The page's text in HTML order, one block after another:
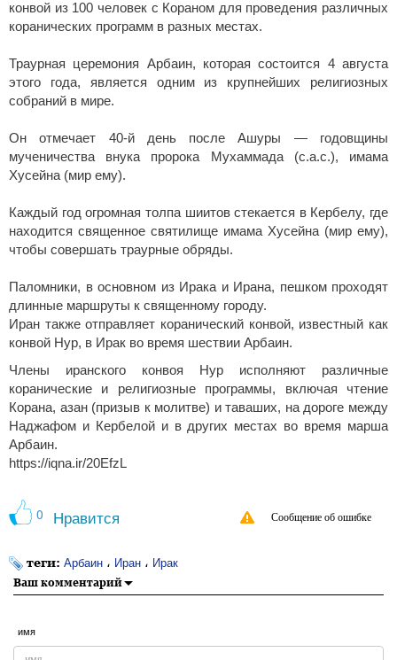
конвой из 100 человек с Кораном для проведения различных
коранических программ в разных местах.
Траурная церемония Арбаин, которая состоится 4 августа
этого года, является одним из крупнейших религиозных
собраний в мире.
Он отмечает 40-й день после Ашуры — годовщины
мученичества внука пророка Мухаммада (с.а.с.), имама
Хусейна (мир ему).
Каждый год огромная толпа шиитов стекается в Кербелу, где
находится священное святилище имама Хусейна (мир ему),
чтобы совершать траурные обряды.
Паломники, в основном из Ирака и Ирана, пешком проходят
длинные маршруты к священному городу.
Иран также отправляет коранический конвой, известный как
конвой Нур, в Ирак во время шествии Арбаин.
Члены иранского конвоя Нур исполняют различные
коранические и религиозные программы, включая чтение
Корана, азан (призыв к молитве) и таваших, на дороге между
Наджафом и Кербелой и в других местах во время марша
Арбаин.
https://iqna.ir/20EfzL
0 Нравится Сообщение об ошибке
теги: Арбаин ، Иран ، Ирак
Ваш комментарий
имя